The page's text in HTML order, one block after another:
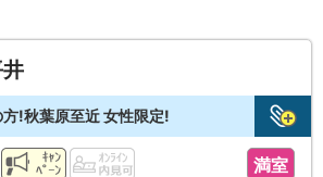
!秋葉原至近 女性限定!
満室